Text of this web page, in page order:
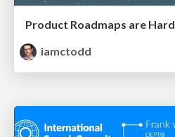
Product Roadmaps are Hard
iamctodd